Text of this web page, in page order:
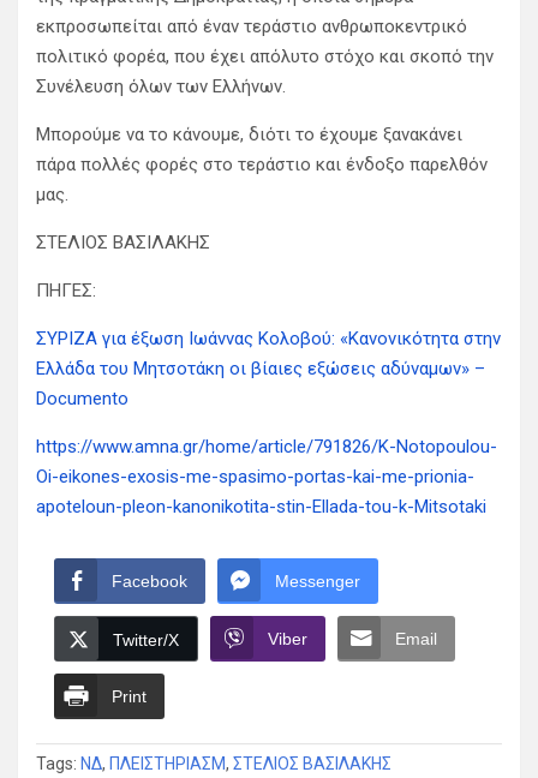
εκπροσωπείται από έναν τεράστιο ανθρωποκεντρικό
πολιτικό φορέα, που έχει απόλυτο στόχο και σκοπό την
Συνέλευση όλων των Ελλήνων.
Μπορούμε να το κάνουμε, διότι το έχουμε ξανακάνει
πάρα πολλές φορές στο τεράστιο και ένδοξο παρελθόν
μας.
ΣΤΕΛΙΟΣ ΒΑΣΙΛΑΚΗΣ
ΠΗΓΕΣ:
ΣΥΡΙΖΑ για έξωση Ιωάννας Κολοβού: «Κανονικότητα στην
Ελλάδα του Μητσοτάκη οι βίαιες εξώσεις αδύναμων» –
Documento
https://www.amna.gr/home/article/791826/K-Notopoulou-
Oi-eikones-exosis-me-spasimo-portas-kai-me-prionia-
apoteloun-pleon-kanonikotita-stin-Ellada-tou-k-Mitsotaki
Facebook Messenger
Twitter/X Viber Email
Print
Tags: ΝΔ, ΠΛΕΙΣΤΗΡΙΑΣΜ, ΣΤΕΛΙΟΣ ΒΑΣΙΛΑΚΗΣ